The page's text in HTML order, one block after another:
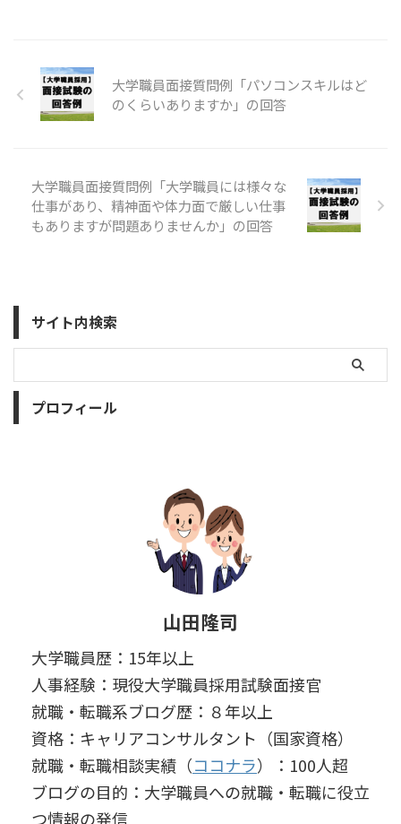
大学職員面接質問例「パソコンスキルはど
のくらいありますか」の回答
大学職員面接質問例「大学職員には様々な
仕事があり、精神面や体力面で厳しい仕事
もありますが問題ありませんか」の回答
サイト内検索
プロフィール
山田隆司
大学職員歴：15年以上
人事経験：現役大学職員採用試験面接官
就職・転職系ブログ歴：８年以上
資格：キャリアコンサルタント（国家資格）
就職・転職相談実績（ココナラ）：100人超
ブログの目的：大学職員への就職・転職に役立
つ情報の発信